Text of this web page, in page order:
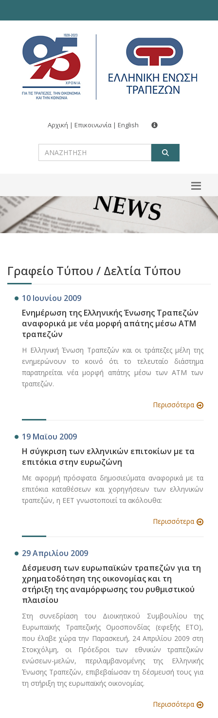
Αρχική | Επικοινωνία | English
Γραφείο Τύπου / Δελτία Τύπου
10 Ιουνίου 2009
Ενημέρωση της Ελληνικής Ένωσης Τραπεζών
αναφορικά με νέα μορφή απάτης μέσω ΑΤΜ
τραπεζών
Η Ελληνική Ένωση Τραπεζών και οι τράπεζες μέλη της
ενημερώνουν το κοινό ότι το τελευταίο διάστημα
παρατηρείται νέα μορφή απάτης μέσω των ΑΤΜ των
τραπεζών.
Περισσότερα
19 Μαϊου 2009
Η σύγκριση των ελληνικών επιτοκίων με τα
επιτόκια στην ευρωζώνη
Με αφορμή πρόσφατα δημοσιεύματα αναφορικά με τα
επιτόκια καταθέσεων και χορηγήσεων των ελληνικών
τραπεζών, η ΕΕΤ γνωστοποιεί τα ακόλουθα:
Περισσότερα
29 Απριλίου 2009
Δέσμευση των ευρωπαϊκών τραπεζών για τη
χρηματοδότηση της οικονομίας και τη
στήριξη της αναμόρφωσης του ρυθμιστικού
πλαισίου
Στη συνεδρίαση του Διοικητικού Συμβουλίου της
Ευρωπαϊκής Τραπεζικής Ομοσπονδίας (εφεξής ΕΤΟ),
που έλαβε χώρα την Παρασκευή, 24 Απριλίου 2009 στη
Στοκχόλμη, οι Πρόεδροι των εθνικών τραπεζικών
ενώσεων-μελών, περιλαμβανομένης της Ελληνικής
Ένωσης Τραπεζών, επιβεβαίωσαν τη δέσμευσή τους για
τη στήριξη της ευρωπαϊκής οικονομίας.
Περισσότερα